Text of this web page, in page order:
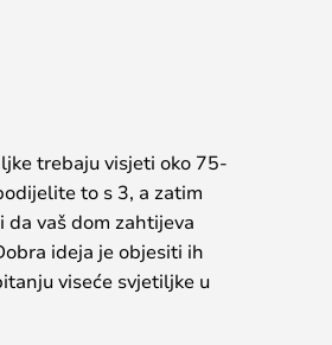
trebaju visjeti oko 75-
to s 3, a zatim
vaš dom zahtijeva
ideja je objesiti ih
viseće svjetiljke u